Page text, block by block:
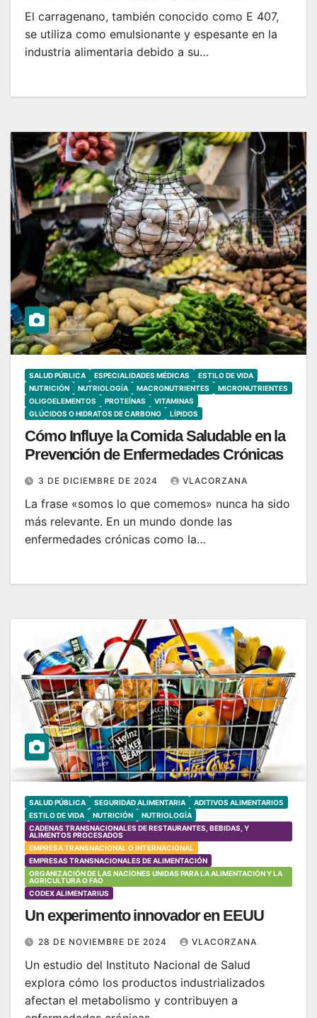
El carragenano, también conocido como E 407,
se utiliza como emulsionante y espesante en la
industria alimentaria debido a su…
SALUD PÚBLICA ESPECIALIDADES MÉDICAS
ESTILO DE VIDA
NUTRICIÓN
NUTRIOLOGÍA MACRONUTRIENTES
MICRONUTRIENTES
OLIGOELEMENTOS
PROTEÍNAS
VITAMINAS
GLÚCIDOS O HIDRATOS DE CARBONO
LÍPIDOS
Cómo Influye la Comida Saludable en la
Prevención de Enfermedades Crónicas
3 DE DICIEMBRE DE 2024 VLACORZANA
La frase «somos lo que comemos» nunca ha sido
más relevante. En un mundo donde las
enfermedades crónicas como la…
SALUD PÚBLICA SEGURIDAD ALIMENTARIA
ADITIVOS ALIMENTARIOS
ESTILO DE VIDA
NUTRICIÓN
NUTRIOLOGÍA
CADENAS TRANSNACIONALES DE RESTAURANTES, BEBIDAS, Y
ALIMENTOS PROCESADOS
EMPRESA TRANSNACIONAL O INTERNACIONAL
EMPRESAS TRANSNACIONALES DE ALIMENTACIÓN
ORGANIZACIÓN DE LAS NACIONES UNIDAS PARA LA ALIMENTACIÓN Y LA
AGRICULTURA O FAO
CODEX ALIMENTARIUS
Un experimento innovador en EEUU
28 DE NOVIEMBRE DE 2024 VLACORZANA
Un estudio del Instituto Nacional de Salud
explora cómo los productos industrializados
afectan el metabolismo y contribuyen a